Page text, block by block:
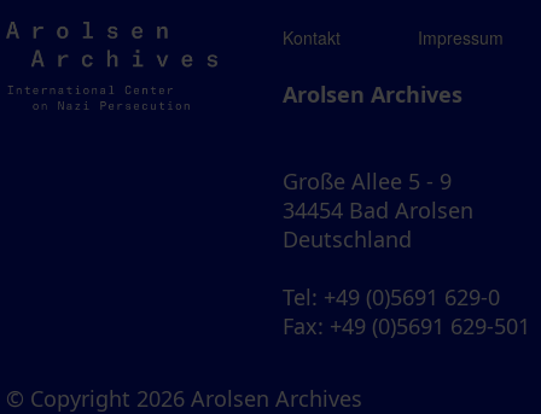
Arolsen
Archives
Kontakt Impressum
Arolsen Archives
Große Allee 5 - 9
34454 Bad Arolsen
Deutschland
Tel: +49 (0)5691 629-0
Fax: +49 (0)5691 629-501
© Copyright 2026 Arolsen Archives